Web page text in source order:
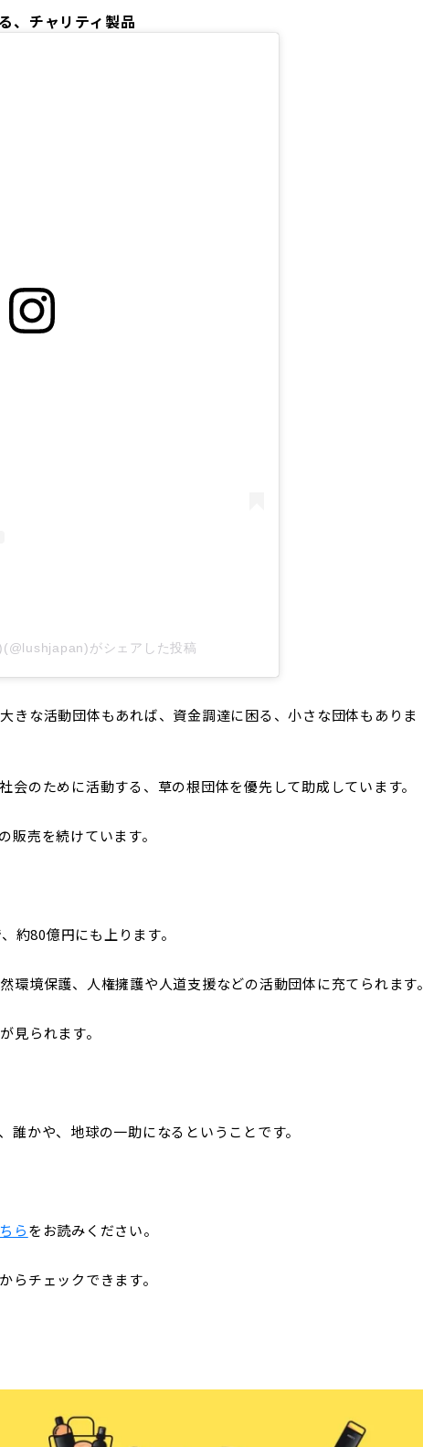
、チャリティ製品
がシェアした投稿
きな活動団体もあれば、資金調達に困る、小さな団体もありま
会のために活動する、草の根団体を優先して助成しています。
販売を続けています。
約80億円にも上ります。
環境保護、人権擁護や人道支援などの活動団体に充てられます。
見られます。
誰かや、地球の一助になるということです。
らをお読みください。
からチェックできます。